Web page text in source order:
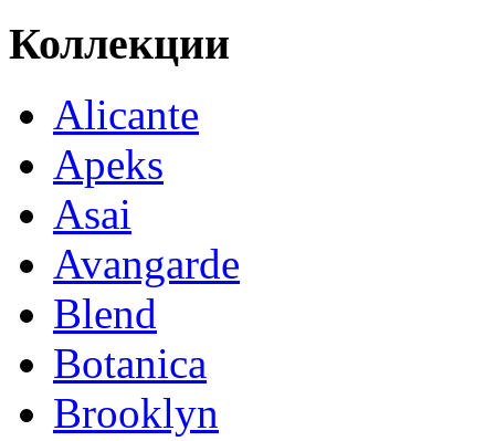
Коллекции
Alicante
Apeks
Asai
Avangarde
Blend
Botanica
Brooklyn